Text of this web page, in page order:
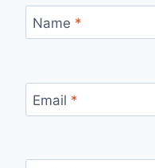
Name *
Email *